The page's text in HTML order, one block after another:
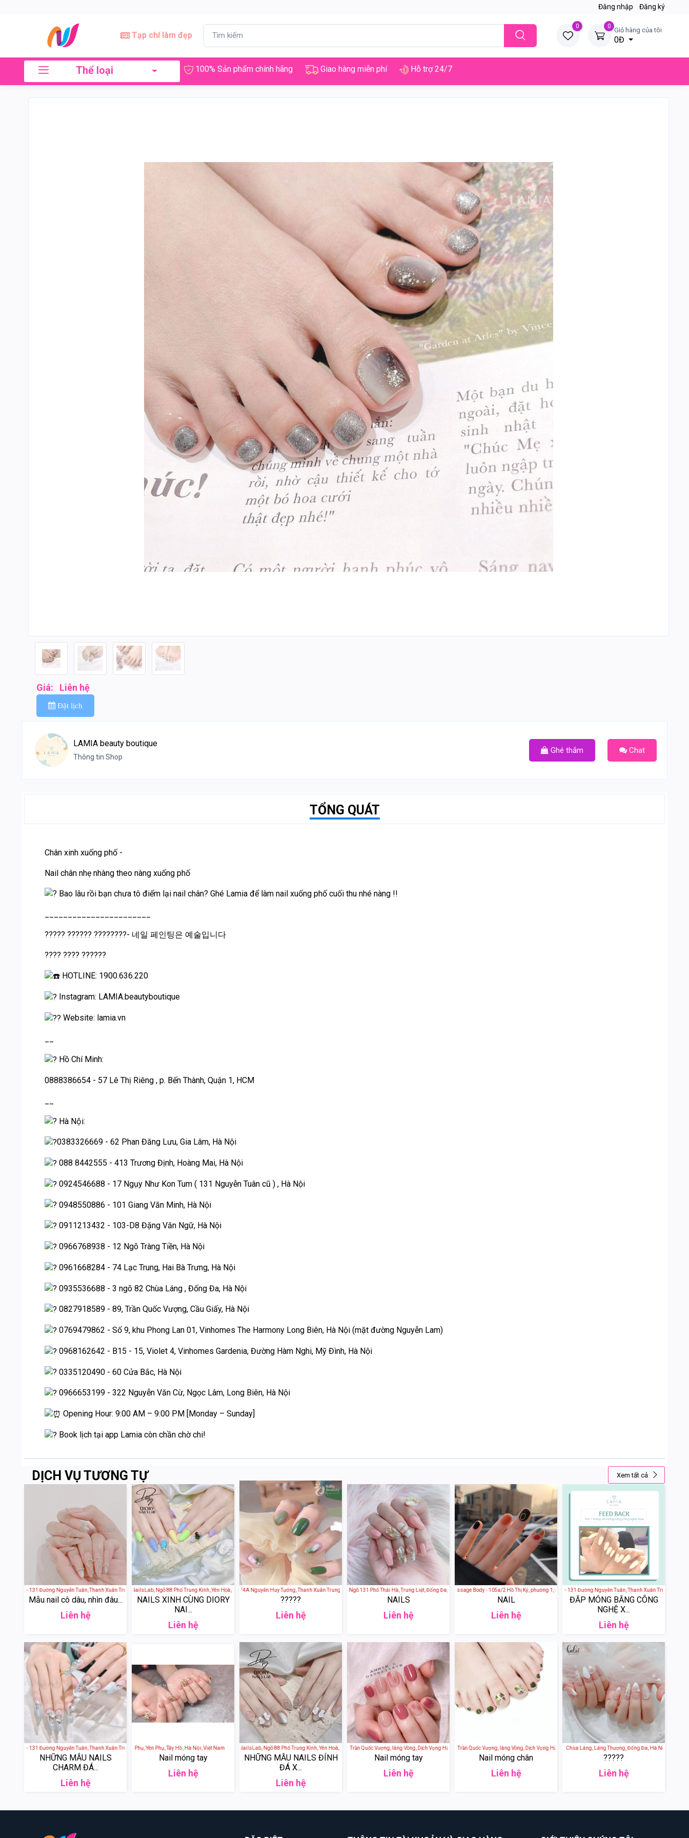
Đăng nhập Đăng ký
Tạp chí làm đẹp
0 0 Giỏ hàng của tôi
0Đ
Thể loại 100% Sản phẩm chính hãng Giao hàng miễn phí Hỗ trợ 24/7
Giá: Liên hệ
Đặt lịch
LAMIA beauty boutique
Thông tin Shop
Ghé thắm Chat
TỔNG QUÁT
Chân xinh xuống phố -
Nail chân nhẹ nhàng theo nàng xuống phố
Bao lâu rồi bạn chưa tô điểm lại nail chân? Ghé Lamia để làm nail xuống phố cuối thu nhé nàng !!
????? ?????? ????????- 네일 페인팅은 예술입니다
???? ???? ??????
HOTLINE: 1900.636.220
Instagram: LAMIA.beautyboutique
Website: lamia.vn
Hồ Chí Minh:
0888386654 - 57 Lê Thị Riêng , p. Bến Thành, Quận 1, HCM
Hà Nội:
0383326669 - 62 Phan Đăng Lưu, Gia Lâm, Hà Nội
088 8442555 - 413 Trương Định, Hoàng Mai, Hà Nội
0924546688‬ - 17 Ngụy Như Kon Tum ( 131 Nguyễn Tuân cũ ) , Hà Nội
0948550886 - 101 Giang Văn Minh, Hà Nội
0911213432 - 103-D8 Đặng Văn Ngữ, Hà Nội
0966768938 - 12 Ngõ Tràng Tiền, Hà Nội
0961668284‬ - 74 Lạc Trung, Hai Bà Trưng, Hà Nội
0935536688 - 3 ngõ 82 Chùa Láng , Đống Đa, Hà Nội
0827918589 - 89, Trần Quốc Vượng, Cầu Giấy, Hà Nội
0769479862 - Số 9, khu Phong Lan 01, Vinhomes The Harmony Long Biên, Hà Nội (mặt đường Nguyễn Lam)
0968162642 - B15 - 15, Violet 4, Vinhomes Gardenia, Đường Hàm Nghi, Mỹ Đình, Hà Nội
0335120490 - 60 Cửa Bắc, Hà Nội
0966653199 - 322 Nguyễn Văn Cừ, Ngọc Lâm, Long Biên, Hà Nội
Opening Hour: 9:00 AM – 9:00 PM [Monday – Sunday]
Book lịch tại app Lamia còn chần chờ chi!
DỊCH VỤ TƯƠNG TỰ Xem tất cả
- 131 Đường Nguyễn Tuân, Thanh Xuân Trung, Thanh Xuân, Hà Nội, Việt Nam
Mẫu nail cô dâu, nhìn đâu...
Liên hệ
Diory NailsLab - Diory NailsLab, Ngõ 88 Phố Trung Kính, Yên Hoà, Cầu Giấy, Hà Nội, Việt Nam
NAILS XINH CÙNG DIORY
NAI...
Liên hệ
Jolly Beauty Nail Mi - 174A Nguyễn Huy Tưởng, Thanh Xuân Trung, Thanh Xuân, Hà Nội, Việt Nam
?????
Liên hệ
Nail Mộc An Nhiên - 11 Ngõ 131 Phố Thái Hà, Trung Liệt, Đống Đa, Hà Nội, Việt Nam
NAILS
Liên hệ
Gội Đầu Dưỡng Sinh Massage Body - 105a/2 Hồ Thị Kỷ, phường 1, Quận 10, Ho Chi Minh City, Vietnam
NAIL
Liên hệ
LAMIA beauty boutique - 131 Đường Nguyễn Tuân, Thanh Xuân Trung, Thanh
ĐẮP MÓNG BẰNG CÔNG
NGHỆ X...
Liên hệ
- 131 Đường Nguyễn Tuân, Thanh Xuân Trung, Thanh Xuân, Hà Nội, Việt Nam
NHỮNG MẪU NAILS
CHARM ĐÁ...
Liên hệ
Nail By Jin - 40 Phố Yên Phụ, Yên Phụ, Tây Hồ, Hà Nội, Việt Nam
Nail móng tay
Liên hệ
Diory NailsLab - Diory NailsLab, Ngõ 88 Phố Trung Kính, Yên Hoà, Cầu Giấy, Hà Nội, Việt Nam
NHỮNG MẪU NAILS ĐÍNH
ĐÁ X...
Liên hệ
Annies Nail Mi - 29 Phố Trần Quốc Vượng, làng Vòng, Dịch Vọng Hậu, Cầu Giấy, Hanoi, Vietnam
Nail móng tay
Liên hệ
Annies Nail Mi - 29 Phố Trần Quốc Vượng, làng Vòng, Dịch Vọng Hậu, Cầu Giấy, Hanoi, Vietnam
Nail móng chân
Liên hệ
Halei Shop - 8g Ngõ 121 Chùa Láng, Láng Thượng, Đống Đa, Hà Nội, Việt Nam
?????
Liên hệ